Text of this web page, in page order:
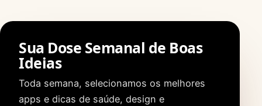
Sua Dose Semanal de Boas
Ideias
Toda semana, selecionamos os melhores
apps e dicas de saúde, design e